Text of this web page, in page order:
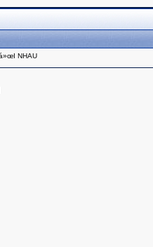
NHAU